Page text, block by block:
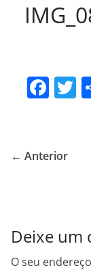
F
e
k
T
← Anterior
Deixe um
O seu